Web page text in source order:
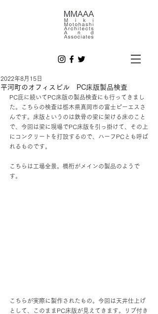
平河町のオフィスビル PC床版製品検査
2022年8月15日
PC庇に続いてPC床版の製品検査にも行ってきまし
た。こちらの検査は栃木県真岡市の富士ピーエスさ
んです。床版というのは鉄骨の梁に架ける床のこと
で、今回は梁に現場でPC床版を引っ掛けて、その上
にコンクリートを打設するので、ハーフPCとも呼ば
れるものです。
こちらは工場全景。橋桁がメインの製品のようで
す。
こちらが実際に製作されたもの。今回は天井仕上げ
として、このままPC床版が見えてきます。リブ付き